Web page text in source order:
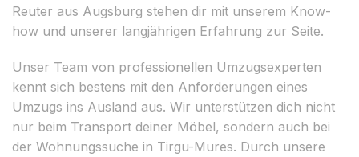
Reuter aus Augsburg stehen dir mit unserem Know-
how und unserer langjährigen Erfahrung zur Seite.
Unser Team von professionellen Umzugsexperten
kennt sich bestens mit den Anforderungen eines
Umzugs ins Ausland aus. Wir unterstützen dich nicht
nur beim Transport deiner Möbel, sondern auch bei
der Wohnungssuche in Tirgu-Mures. Durch unsere